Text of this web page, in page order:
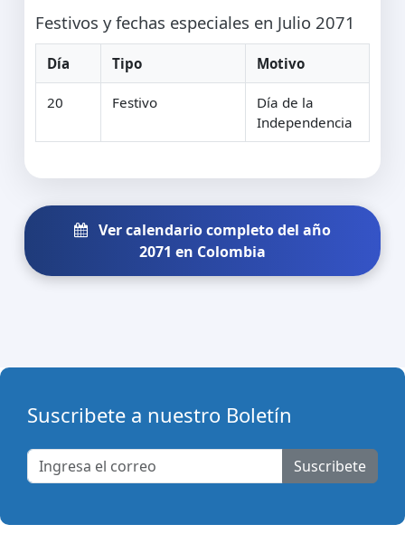
Festivos y fechas especiales en Julio 2071
Día Tipo Motivo
20 Festivo
Día de la
Independencia
Ver calendario completo del año
2071 en Colombia
Suscribete a nuestro Boletín
Suscribete